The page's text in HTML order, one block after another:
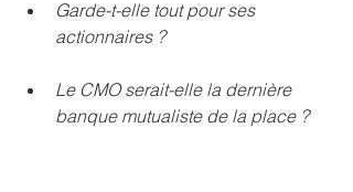
Garde-t-elle tout pour ses
actionnaires ?
Le CMO serait-elle la dernière
banque mutualiste de la place ?